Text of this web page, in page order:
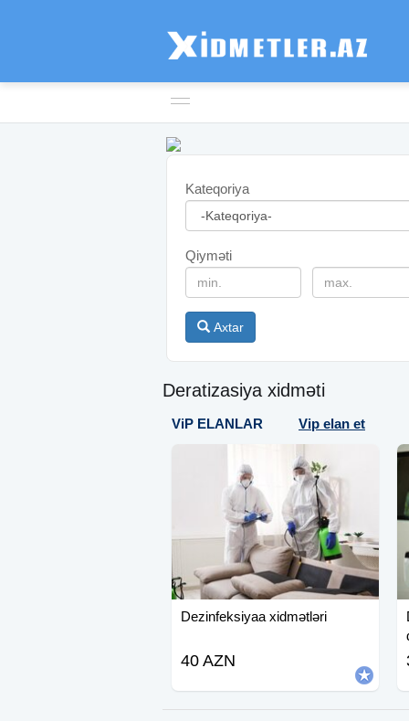
Kateqoriya
Qiyməti
Axtar
Deratizasiya xidməti
ViP ELANLAR Vip elan et
Dezinfeksiyaa xidmətləri
40 AZN